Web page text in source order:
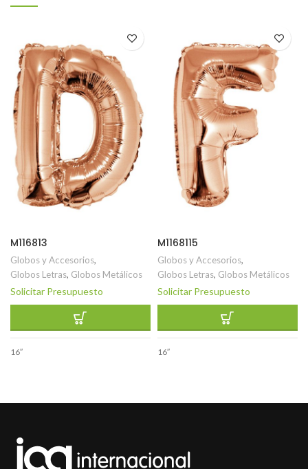
M116813
Globos y Accesorios,
Globos Letras, Globos Metálicos
Solicitar Presupuesto
16″
M1168115
Globos y Accesorios,
Globos Letras, Globos Metálicos
Solicitar Presupuesto
16″